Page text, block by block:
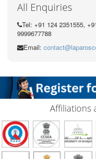
All Enquiries
Tel: +91 124 2351555,
9999677788
Email:
Affiliations